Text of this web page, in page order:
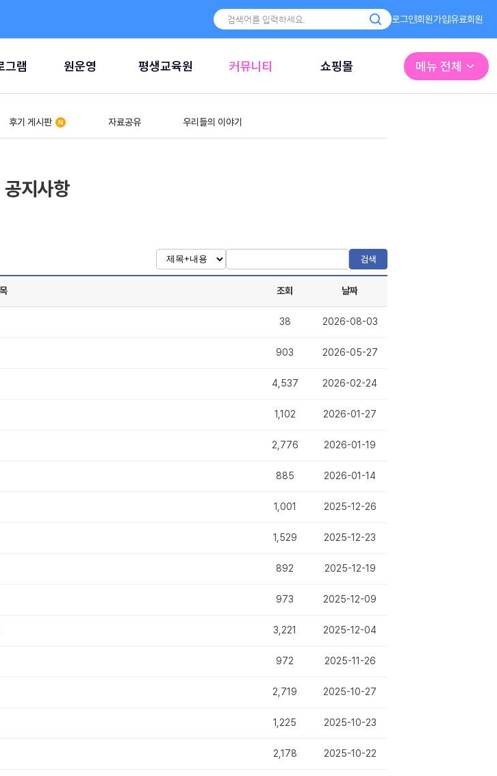
로그인회원가입유료회원
그램 원운영 평생교육원 커뮤니티 쇼핑몰 메뉴 전체
후기 게시판 자료공유 우리들의 이야기
공지사항
검색
조회 날짜
38 2026-08-03
903 2026-05-27
4,537 2026-02-24
1,102 2026-01-27
2,776 2026-01-19
885 2026-01-14
1,001 2025-12-26
1,529 2025-12-23
892 2025-12-19
973 2025-12-09
3,221 2025-12-04
972 2025-11-26
2,719 2025-10-27
1,225 2025-10-23
2,178 2025-10-22